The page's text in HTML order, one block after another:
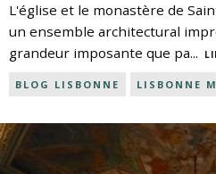
L'église et le monastère de
un ensemble architectural
grandeur imposante que pa...
BLOG LISBONNE LISBONNE